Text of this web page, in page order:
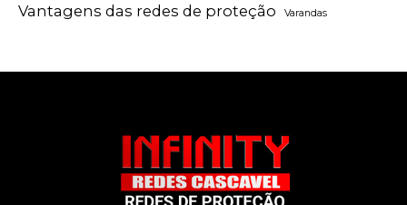
Vantagens das redes de proteção Varandas